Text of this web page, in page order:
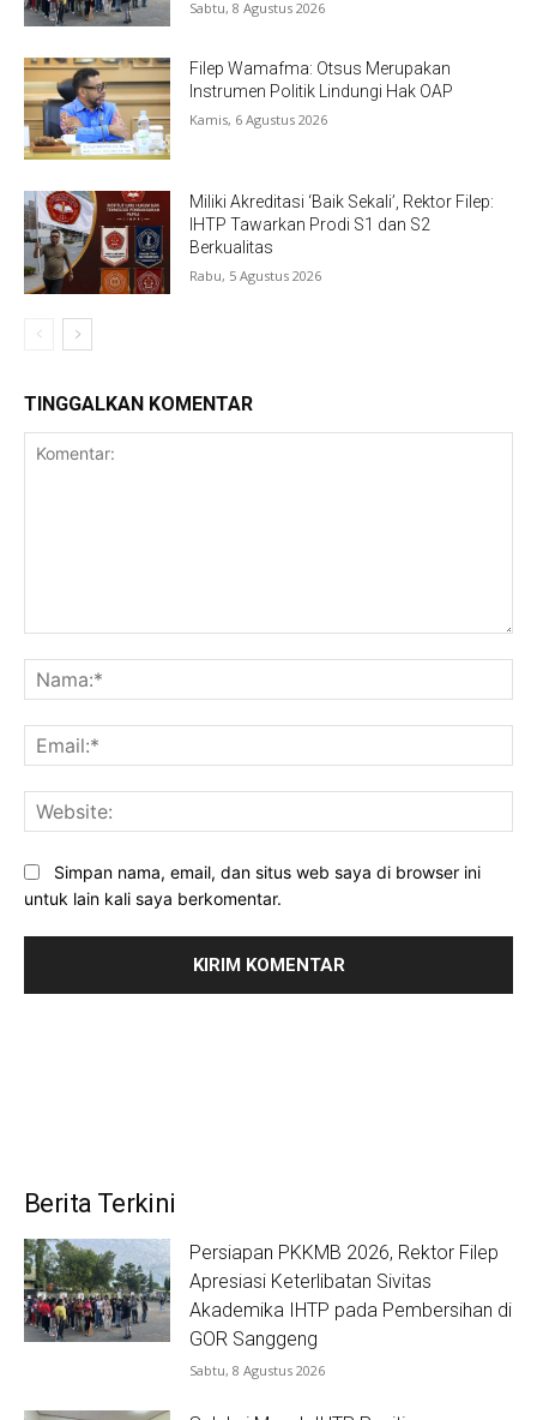
Sabtu, 8 Agustus 2026
Filep Wamafma: Otsus Merupakan
Instrumen Politik Lindungi Hak OAP
Kamis, 6 Agustus 2026
Miliki Akreditasi ‘Baik Sekali’, Rektor Filep:
IHTP Tawarkan Prodi S1 dan S2
Berkualitas
Rabu, 5 Agustus 2026
TINGGALKAN KOMENTAR
Simpan nama, email, dan situs web saya di browser ini
untuk lain kali saya berkomentar.
Berita Terkini
Persiapan PKKMB 2026, Rektor Filep
Apresiasi Keterlibatan Sivitas
Akademika IHTP pada Pembersihan di
GOR Sanggeng
Sabtu, 8 Agustus 2026